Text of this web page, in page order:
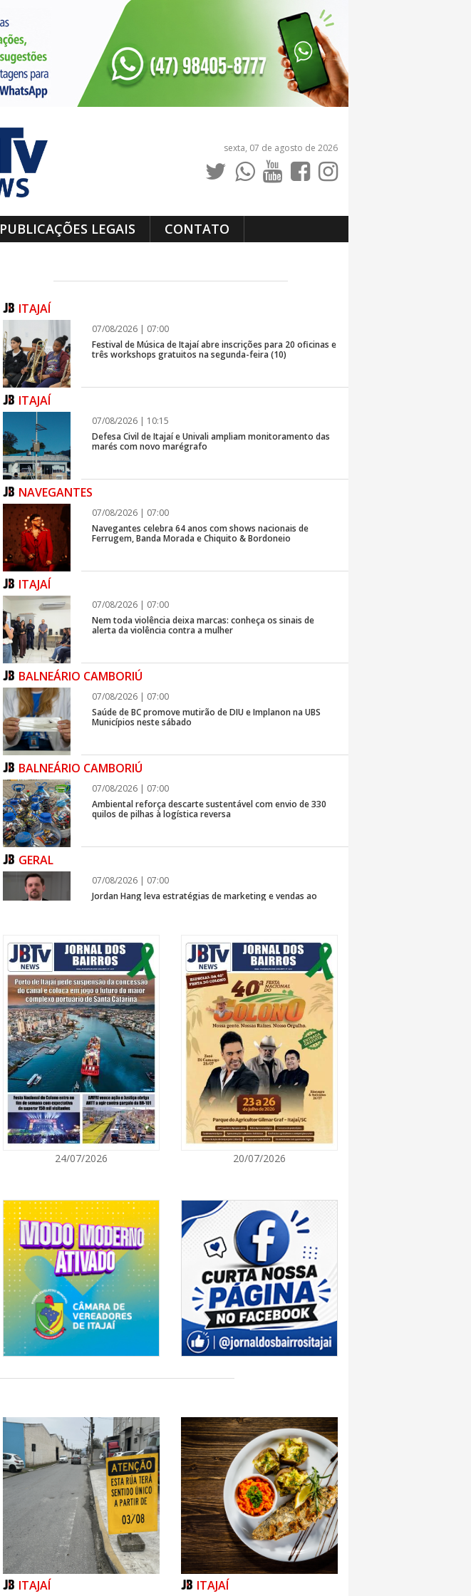
sexta, 07 de agosto de 2026
PUBLICAÇÕES LEGAIS CONTATO
ITAJAÍ
07/08/2026 | 07:00
Festival de Música de Itajaí abre inscrições para 20 oficinas e
três workshops gratuitos na segunda-feira (10)
ITAJAÍ
07/08/2026 | 10:15
Defesa Civil de Itajaí e Univali ampliam monitoramento das
marés com novo marégrafo
NAVEGANTES
07/08/2026 | 07:00
Navegantes celebra 64 anos com shows nacionais de
Ferrugem, Banda Morada e Chiquito & Bordoneio
ITAJAÍ
07/08/2026 | 07:00
Nem toda violência deixa marcas: conheça os sinais de
alerta da violência contra a mulher
BALNEÁRIO CAMBORIÚ
07/08/2026 | 07:00
Saúde de BC promove mutirão de DIU e Implanon na UBS
Municípios neste sábado
BALNEÁRIO CAMBORIÚ
07/08/2026 | 07:00
Ambiental reforça descarte sustentável com envio de 330
quilos de pilhas à logística reversa
GERAL
07/08/2026 | 07:00
Jordan Hang leva estratégias de marketing e vendas ao
ITAPEMA
07/08/2026 | 07:00
Prefeitura de Itapema segue com credenciamento aberto
para artistas e produtores culturais
ITAPEMA
07/08/2026 | 07:00
Itapema se destaca no IDEB e conquista melhor resultado da
região
BALNEÁRIO PIÇARRAS
07/08/2026 | 07:00
NAVEGANTES
07/08/2026 | 07:00
Navegantes conquista nota A+ na Capag do Tesouro
Nacional
24/07/2026 20/07/2026
ITAJAÍ ITAJAÍ